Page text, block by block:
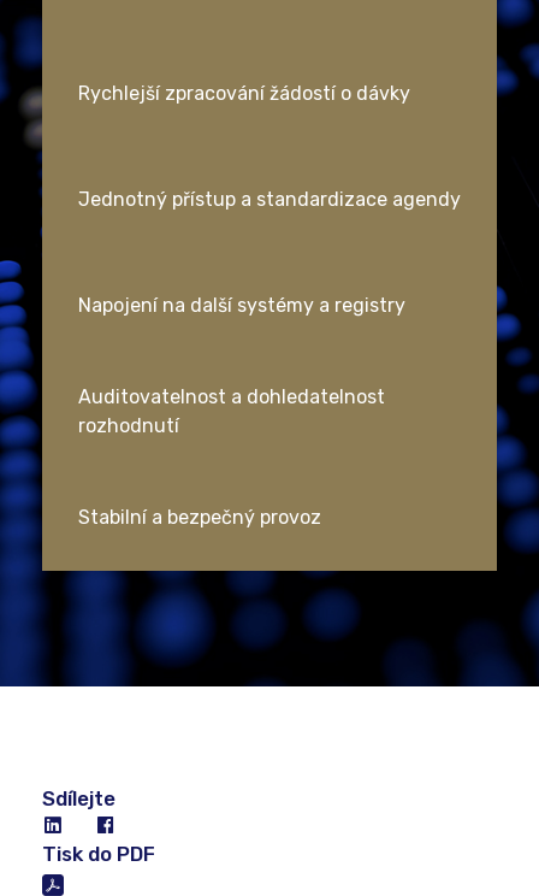
Rychlejší zpracování žádostí o dávky
Jednotný přístup a standardizace agendy
Napojení na další systémy a registry
Auditovatelnost a dohledatelnost
rozhodnutí
Stabilní a bezpečný provoz
Sdílejte
Tisk do PDF